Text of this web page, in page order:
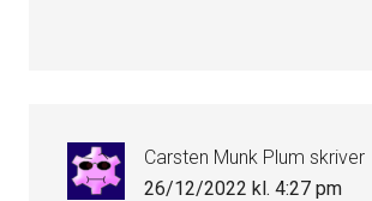
Carsten Munk Plum skriver
26/12/2022 kl. 4:27 pm